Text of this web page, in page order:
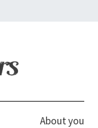
About you